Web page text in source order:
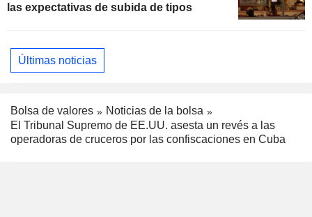
las expectativas de subida de tipos
Últimas noticias
Bolsa de valores
Noticias de la bolsa
El Tribunal Supremo de EE.UU. asesta un revés a las
operadoras de cruceros por las confiscaciones en Cuba